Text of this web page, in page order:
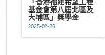
「香港福建希望工程
基金會第八屆北區及
大埔區」獎學金
2025-02-26